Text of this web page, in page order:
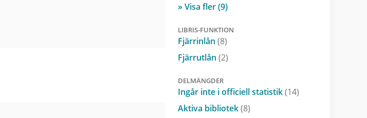
» Visa fler (9)
LIBRIS-FUNKTION
Fjärrinlån (8)
Fjärrutlån (2)
DELMÄNGDER
Ingår inte i officiell statistik(14)
Aktiva bibliotek(8)